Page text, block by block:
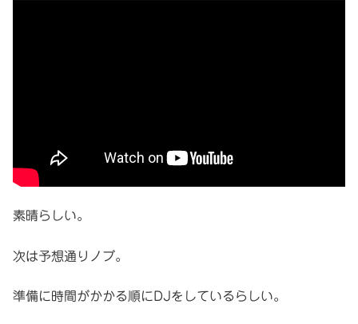
素晴らしい。
次は予想通りノブ。
準備に時間がかかる順にDJをしているらしい。